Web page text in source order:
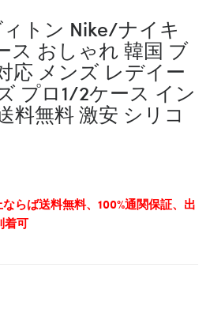
トン Nike/ナイキ
ス おしゃれ 韓国 ブ
応 メンズ レデイー
プロ1/2ケース イン
料無料 激安 シリコ
らば送料無料、100%通関保証、出
着可